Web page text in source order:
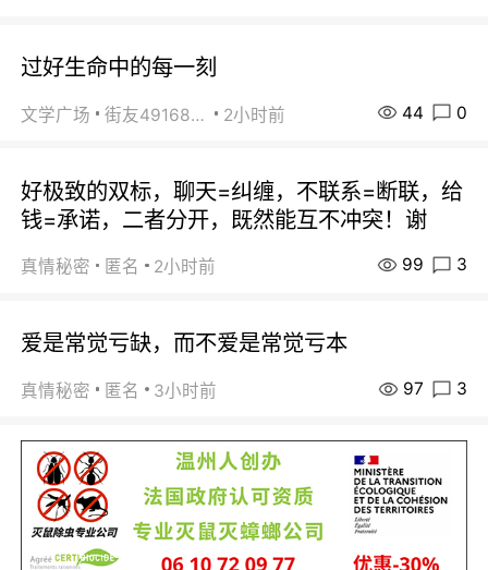
过好生命中的每一刻
文学广场 街友49168527 2小时前 44 0
好极致的双标，聊天=纠缠，不联系=断联，给
钱=承诺，二者分开，既然能互不冲突！谢
真情秘密 匿名 2小时前 99 3
爱是常觉亏缺，而不爱是常觉亏本
真情秘密 匿名 3小时前 97 3